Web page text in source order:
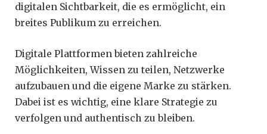
digitalen Sichtbarkeit, die es ermöglicht, ein
breites Publikum zu erreichen.
Digitale Plattformen bieten zahlreiche
Möglichkeiten, Wissen zu teilen, Netzwerke
aufzubauen und die eigene Marke zu stärken.
Dabei ist es wichtig, eine klare Strategie zu
verfolgen und authentisch zu bleiben.